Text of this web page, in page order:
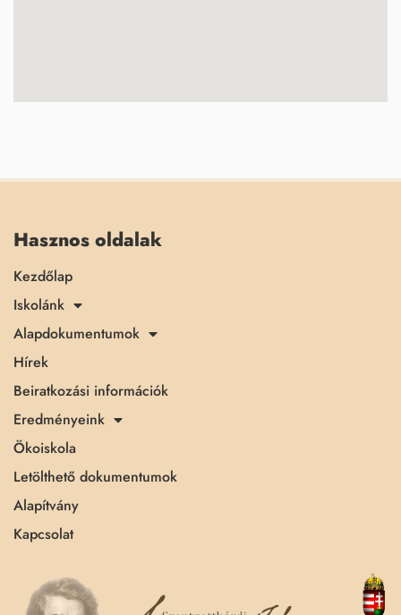
Hasznos oldalak
Kezdőlap
Iskolánk
Alapdokumentumok
Hírek
Beiratkozási információk
Eredményeink
Ökoiskola
Letölthető dokumentumok
Alapítvány
Kapcsolat